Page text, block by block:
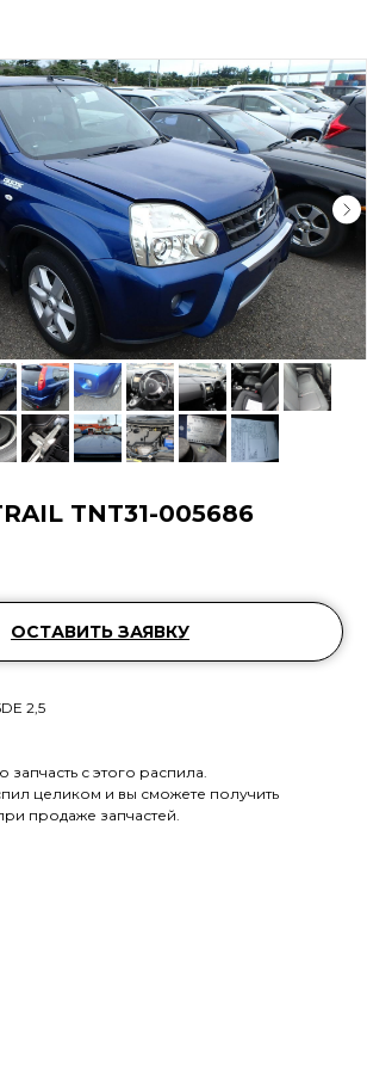
TNT31-005686
ОСТАВИТЬ ЗАЯВКУ
2,5
с этого распила.
целиком и вы сможете получить
продаже запчастей.